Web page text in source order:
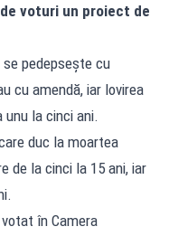
voturi un proiect de
pedepseşte cu
cu amendă, iar lovirea
la cinci ani.
duc la moartea
de la cinci la 15 ani, iar
în Camera